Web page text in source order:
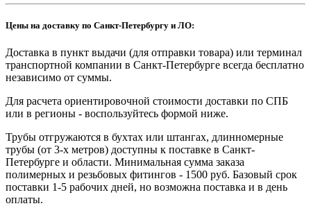
Цены на доставку по Санкт-Петербургу и ЛО:
Доставка в пункт выдачи (для отправки товара) или терминал
транспортной компании в Санкт-Петербурге всегда бесплатно
независимо от суммы.
Для расчета ориентировочной стоимости доставки по СПБ
или в регионы - воспользуйтесь формой ниже.
Трубы отгружаются в бухтах или штангах, длинномерные
трубы (от 3-х метров) доступны к поставке в Санкт-
Петербурге и области. Минимальная сумма заказа
полимерных и резьбовых фитингов - 1500 руб. Базовый срок
поставки 1-5 рабочих дней, но возможна поставка и в день
оплаты.